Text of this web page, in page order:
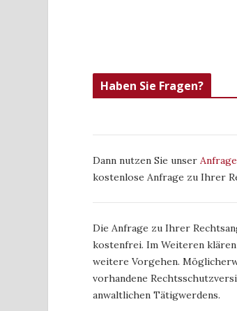
Haben Sie Fragen?
Dann nutzen Sie unser
kostenlose Anfrage zu Ihrer
Die Anfrage zu Ihrer
kostenfrei. Im Weiteren
weitere Vorgehen.
vorhandene
anwaltlichen Tätigwerdens.